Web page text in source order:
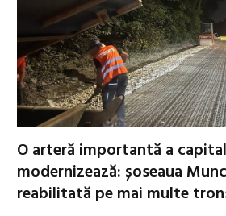
O arteră importantă a
modernizează: șoseaua
reabilitată pe mai multe